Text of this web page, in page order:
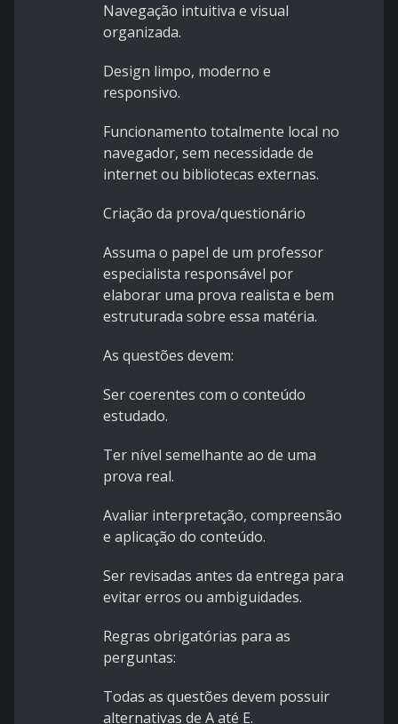
Navegação intuitiva e visual
organizada.
Design limpo, moderno e
responsivo.
Funcionamento totalmente local no
navegador, sem necessidade de
internet ou bibliotecas externas.
Criação da prova/questionário
Assuma o papel de um professor
especialista responsável por
elaborar uma prova realista e bem
estruturada sobre essa matéria.
As questões devem:
Ser coerentes com o conteúdo
estudado.
Ter nível semelhante ao de uma
prova real.
Avaliar interpretação, compreensão
e aplicação do conteúdo.
Ser revisadas antes da entrega para
evitar erros ou ambiguidades.
Regras obrigatórias para as
perguntas:
Todas as questões devem possuir
alternativas de A até E.